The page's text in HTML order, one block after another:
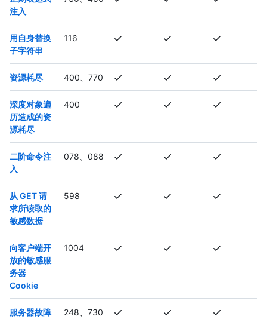
注入
用自身替换
子字符串
116
资源耗尽 400、770
深度对象遍
历造成的资
源耗尽
400
二阶命令注
入
078、088
从 GET 请
求所读取的
敏感数据
598
向客户端开
放的敏感服
务器
Cookie
1004
服务器故障 248、730